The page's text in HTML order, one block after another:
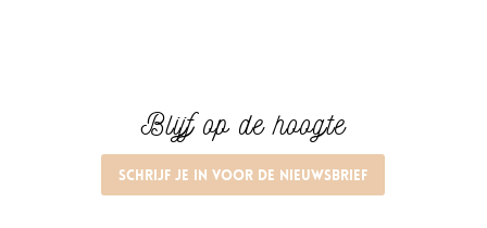
Blijf op de hoogte
Schrijf je in voor de nieuwsbrief